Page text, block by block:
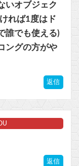
いオブジェク
れば1度はド
誰でも使える)
ングの方がや
返信
返信